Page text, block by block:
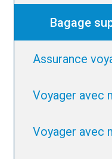
Bagage
Assurance
Voyager avec
Voyager avec